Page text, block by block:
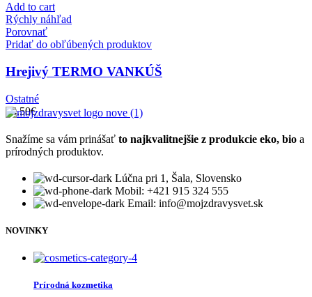
Add to cart
Rýchly náhľad
Porovnať
Pridať do obľúbených produktov
Hrejivý TERMO VANKÚŠ
Ostatné
14.50€
Snažíme sa vám prinášať to najkvalitnejšie z produkcie eko, bio a
prírodných produktov.
Lúčna pri 1, Šala, Slovensko
Mobil: +421 915 324 555
Email: info@mojzdravysvet.sk
NOVINKY
Prírodná kozmetika